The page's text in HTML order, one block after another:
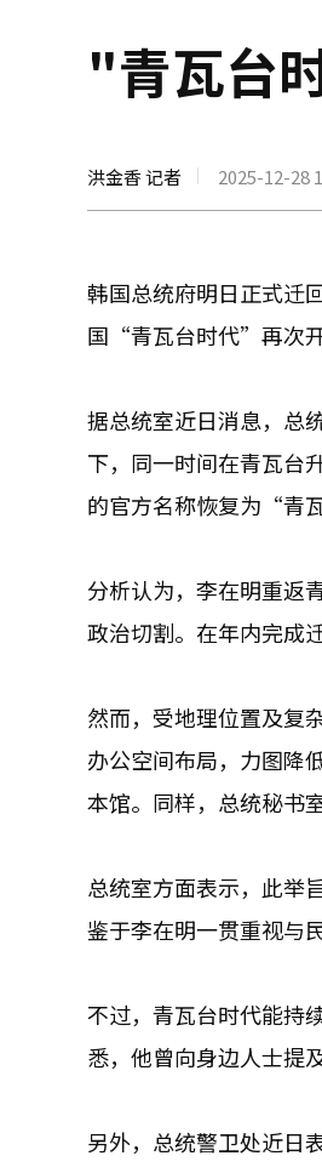
"青瓦台
洪金香 记者 2025-12-28
韩国总统府明日正式迁
国“青瓦台时代”再次开
据总统室近日消息，总
下，同一时间在青瓦台
的官方名称恢复为“青
分析认为，李在明重
政治切割。在年内完成
然而，受地理位置及复
办公空间布局，力图降
本馆。同样，总统秘书
总统室方面表示，此举
鉴于李在明一贯重视与
不过，青瓦台时代能持
悉，他曾向身边人士提
另外，总统警卫处近日